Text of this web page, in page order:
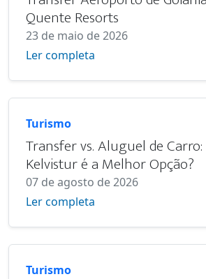
Quente Resorts
23 de maio de 2026
Ler completa
Turismo
Transfer vs. Aluguel de
Kelvistur é a Melhor Opção?
07 de agosto de 2026
Ler completa
Turismo